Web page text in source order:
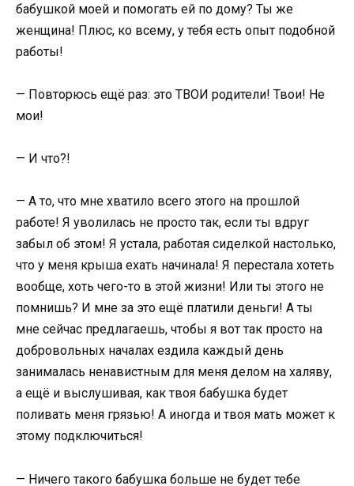
бабушкой моей и помогать ей по дому? Ты же
женщина! Плюс, ко всему, у тебя есть опыт подобной
работы!
— Повторюсь ещё раз: это ТВОИ родители! Твои! Не
мои!
— И что?!
— А то, что мне хватило всего этого на прошлой
работе! Я уволилась не просто так, если ты вдруг
забыл об этом! Я устала, работая сиделкой настолько,
что у меня крыша ехать начинала! Я перестала хотеть
вообще, хоть чего-то в этой жизни! Или ты этого не
помнишь? И мне за это ещё платили деньги! А ты
мне сейчас предлагаешь, чтобы я вот так просто на
добровольных началах ездила каждый день
занималась ненавистным для меня делом на халяву,
а ещё и выслушивая, как твоя бабушка будет
поливать меня грязью! А иногда и твоя мать может к
этому подключиться!
— Ничего такого бабушка больше не будет тебе